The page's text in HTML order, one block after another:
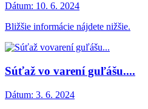
Dátum: 10. 6. 2024
Bližšie informácie nájdete nižšie.
Súťaž vo varení guľášu....
Dátum: 3. 6. 2024